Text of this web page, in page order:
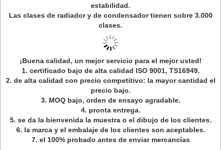
estabilidad.
Las clases de radiador y de condensador tienen sobre 3.000
clases.
¡Buena calidad, un mejor servicio para el mejor usted!
1. certificado bajo de alta calidad ISO 9001, TS16949.
2. de alta calidad con precio competitivo: la mayor cantidad el
precio bajo.
3. MOQ bajo, orden de ensayo agradable.
4. pronta entrega.
5. se da la bienvenida la muestra o el dibujo de los clientes.
6. la marca y el embalaje de los clientes son aceptables.
7. el 100% probado antes de enviar mercancías